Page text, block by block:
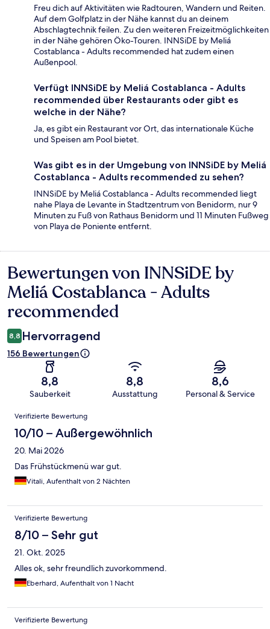
Freu dich auf Aktivitäten wie Radtouren, Wandern und Reiten.
Auf dem Golfplatz in der Nähe kannst du an deinem
Abschlagtechnik feilen. Zu den weiteren Freizeitmöglichkeiten
in der Nähe gehören Öko-Touren. INNSiDE by Meliá
Costablanca - Adults recommended hat zudem einen
Außenpool.
Verfügt INNSiDE by Meliá Costablanca - Adults
recommended über Restaurants oder gibt es
welche in der Nähe?
Ja, es gibt ein Restaurant vor Ort, das internationale Küche
und Speisen am Pool bietet.
Was gibt es in der Umgebung von INNSiDE by Meliá
Costablanca - Adults recommended zu sehen?
INNSiDE by Meliá Costablanca - Adults recommended liegt
nahe Playa de Levante in Stadtzentrum von Benidorm, nur 9
Minuten zu Fuß von Rathaus Benidorm und 11 Minuten Fußweg
von Playa de Poniente entfernt.
Bewertungen
Bewertungen von INNSiDE by
Meliá Costablanca - Adults
recommended
8,8 Hervorragend
156 Bewertungen
8,8
Sauberkeit
8,8
Ausstattung
8,6
Personal & Service
Bewertungen
Verifizierte Bewertung
10/10 – Außergewöhnlich
20. Mai 2026
Das Frühstückmenü war gut.
Vitali, Aufenthalt von 2 Nächten
Verifizierte Bewertung
8/10 – Sehr gut
21. Okt. 2025
Alles ok, sehr freundlich zuvorkommend.
Eberhard, Aufenthalt von 1 Nacht
Verifizierte Bewertung